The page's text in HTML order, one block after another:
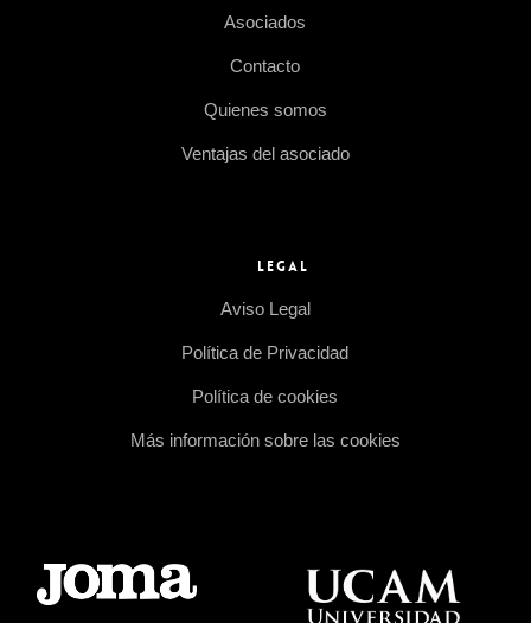
Asociados
Contacto
Quienes somos
Ventajas del asociado
LEGAL
Aviso Legal
Política de Privacidad
Política de cookies
Más información sobre las cookies